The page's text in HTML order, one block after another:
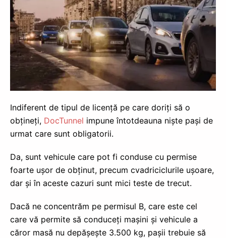
Indiferent de tipul de licență pe care doriți să o
obțineți, DocTunnel impune întotdeauna niște pași de
urmat care sunt obligatorii.
Da, sunt vehicule care pot fi conduse cu permise
foarte ușor de obținut, precum cvadriciclurile ușoare,
dar și în aceste cazuri sunt mici teste de trecut.
Dacă ne concentrăm pe permisul B, care este cel
care vă permite să conduceți mașini și vehicule a
căror masă nu depășește 3.500 kg, pașii trebuie să